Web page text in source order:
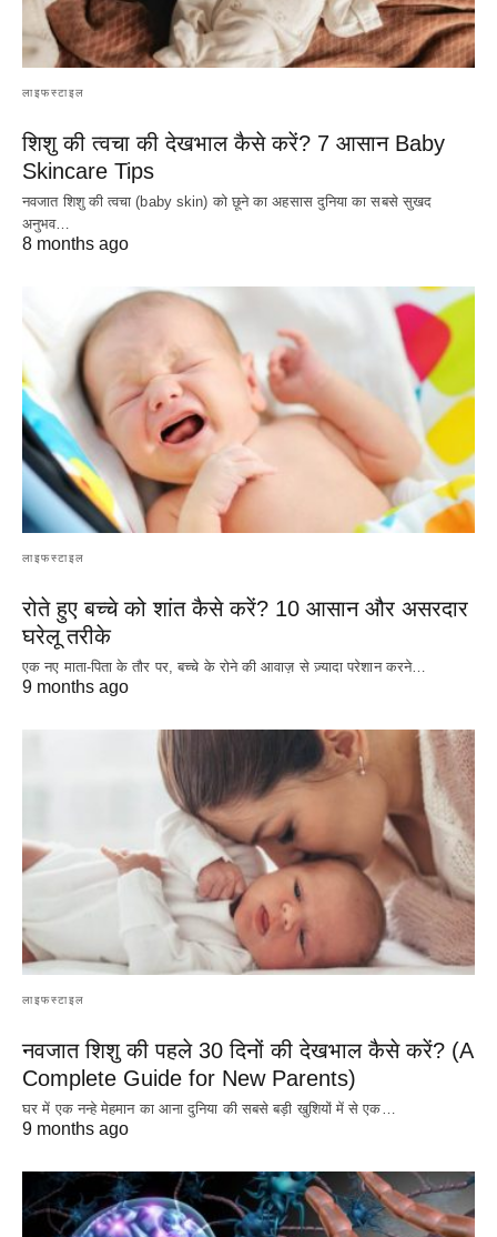
लाइफस्टाइल
शिशु की त्वचा की देखभाल कैसे करें? 7 आसान Baby
Skincare Tips
नवजात शिशु की त्वचा (baby skin) को छूने का अहसास दुनिया का सबसे सुखद
अनुभव…
8 months ago
लाइफस्टाइल
रोते हुए बच्चे को शांत कैसे करें? 10 आसान और असरदार
घरेलू तरीके
एक नए माता-पिता के तौर पर, बच्चे के रोने की आवाज़ से ज़्यादा परेशान करने…
9 months ago
लाइफस्टाइल
नवजात शिशु की पहले 30 दिनों की देखभाल कैसे करें? (A
Complete Guide for New Parents)
घर में एक नन्हे मेहमान का आना दुनिया की सबसे बड़ी खुशियों में से एक…
9 months ago